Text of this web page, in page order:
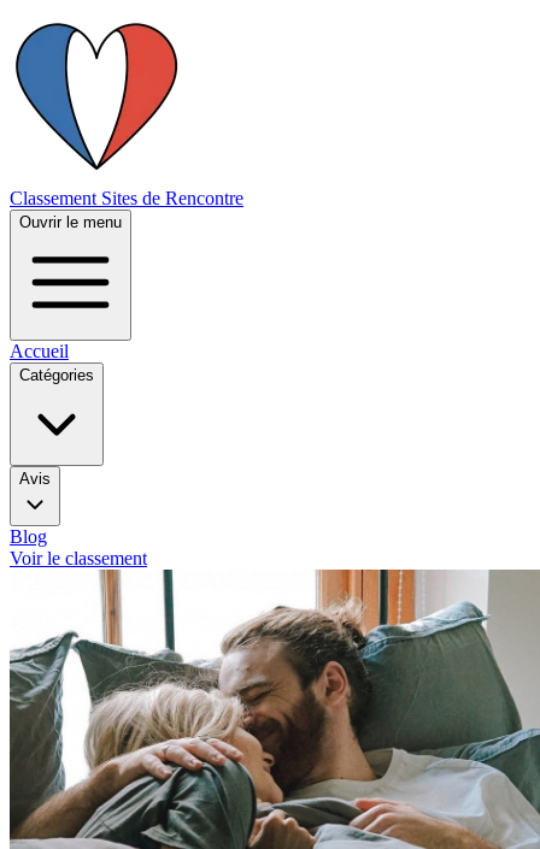
Classement Sites de Rencontre
Ouvrir le menu
Accueil
Catégories
Avis
Blog
Voir le classement